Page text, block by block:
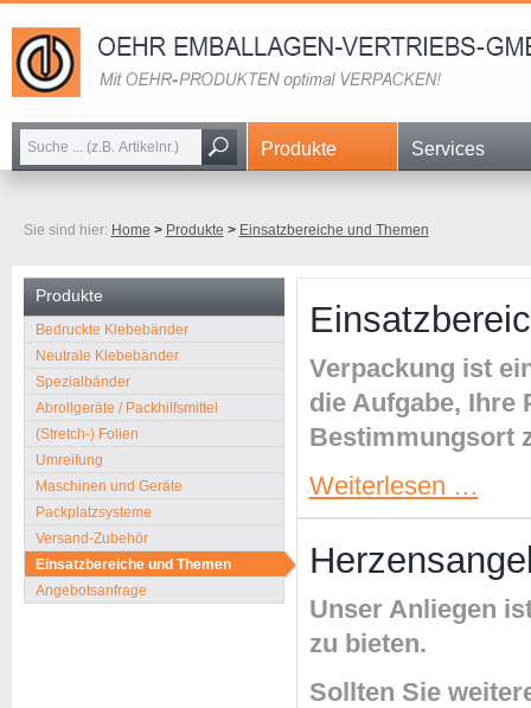
Navigation
überspringen
Produkte Services
Sie sind hier: Home > Produkte > Einsatzbereiche und Themen
Verpackung ist
die Aufgabe, Ihre
Bestimmungsort
Weiterlesen …und
Themen
Unser Anliegen
zu bieten.
Sollten Sie
Produkte
Navigation
überspringen
Bedruckte Klebebänder
Neutrale Klebebänder
Spezialbänder
Abrollgeräte / Packhilfsmittel
(Stretch-) Folien
Umreifung
Maschinen und Geräte
Packplatzsysteme
Versand-Zubehör
Einsatzbereiche und Themen
Angebotsanfrage